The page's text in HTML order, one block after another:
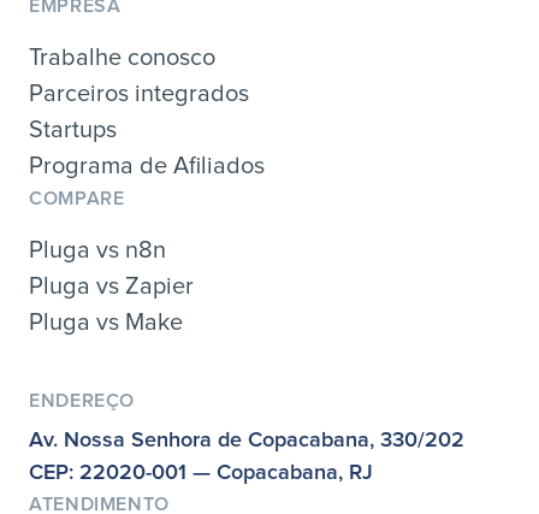
EMPRESA
Trabalhe conosco
Parceiros integrados
Startups
Programa de Afiliados
COMPARE
Pluga vs n8n
Pluga vs Zapier
Pluga vs Make
ENDEREÇO
Av. Nossa Senhora de Copacabana, 330/202
CEP: 22020-001 — Copacabana, RJ
ATENDIMENTO